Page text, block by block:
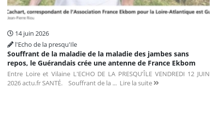
14 juin 2026
l'Echo de la presqu'Ile
Souffrant de la maladie de la maladie des jambes sans
repos, le Guérandais crée une antenne de France Ekbom
Entre Loire et Vilaine L'ECHO DE LA PRESQU'ÎLE VENDREDI 12 JUIN
2026 actu.fr SANTÉ. Souffrant de la ... Lire la suite